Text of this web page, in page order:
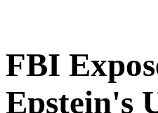
FBI
Epstein's